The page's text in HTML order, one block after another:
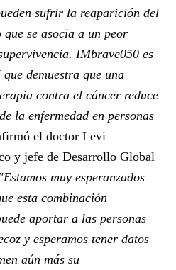
sufrir la reaparición del
se asocia a un peor
IMbrave050 es
demuestra que una
contra el cáncer reduce
la enfermedad en personas
el doctor Levi
y jefe de Desarrollo Global
"Estamos muy esperanzados
esta combinación
aportar a las personas
y esperamos tener datos
aún más su